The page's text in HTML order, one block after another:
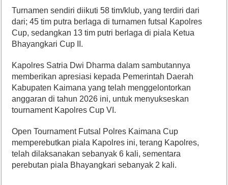
Turnamen sendiri diikuti 58 tim/klub, yang terdiri dari
dari; 45 tim putra berlaga di turnamen futsal Kapolres
Cup, sedangkan 13 tim putri berlaga di piala Ketua
Bhayangkari Cup II.
Kapolres Satria Dwi Dharma dalam sambutannya
memberikan apresiasi kepada Pemerintah Daerah
Kabupaten Kaimana yang telah menggelontorkan
anggaran di tahun 2026 ini, untuk menyukseskan
tournament Kapolres Cup VI.
Open Tournament Futsal Polres Kaimana Cup
memperebutkan piala Kapolres ini, terang Kapolres,
telah dilaksanakan sebanyak 6 kali, sementara
perebutan piala Bhayangkari sebanyak 2 kali.